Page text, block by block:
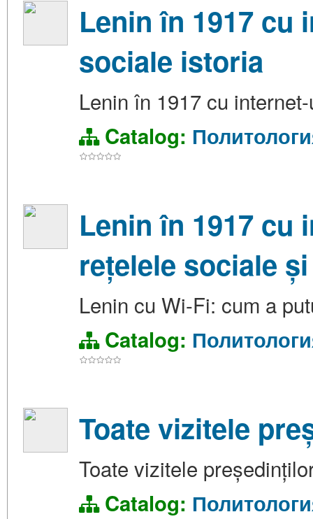
Lenin în 1917 cu
sociale istoria
Lenin în 1917 cu
Catalog:
Lenin în 1917 cu
rețelele sociale
Lenin cu Wi-Fi: cum a
Catalog:
Toate vizitele
Toate vizitele
Catalog: